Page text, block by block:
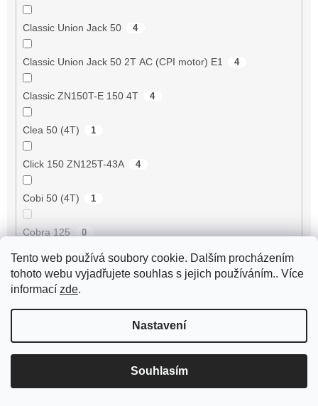
Tento web používá soubory cookie. Dalším procházením
tohoto webu vyjadřujete souhlas s jejich používáním.. Více
informací zde.
Nastavení
Souhlasím
Classic Union Jack 50 4
Classic Union Jack 50 2T AC (CPI motor) E1 4
Classic ZN150T-E 150 4T 4
Clea 50 (4T) 1
Click 150 ZN125T-43A 4
Cobi 50 (4T) 1
Cobra 125 0